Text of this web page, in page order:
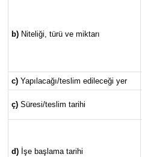
b)Niteliği, türü ve miktarı
c)Yapılacağı/teslim edileceği yer
ç)Süresi/teslim tarihi
d)İşe başlama tarihi